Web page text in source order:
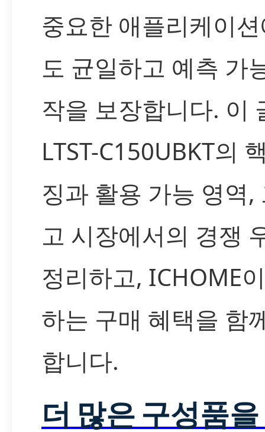
중요한 애플리케이
도 균일하고 예측 가
작을 보장합니다. 이
LTST-C150UBKT의
징과 활용 가능 영역,
고 시장에서의 경쟁
정리하고, ICHOME
하는 구매 혜택을 함
합니다.
더 많은 구성품